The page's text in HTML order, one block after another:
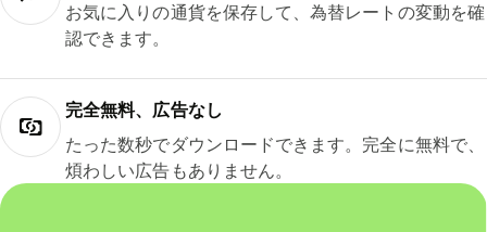
お気に入りの通貨を保存して、為替レートの変動を確
認できます。
完全無料、広告なし
たった数秒でダウンロードできます。完全に無料で、
煩わしい広告もありません。